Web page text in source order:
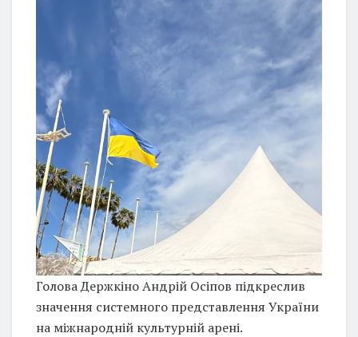
Голова Держкіно Андрій Осіпов підкреслив
значення системного представлення України
на міжнародній культурній арені.